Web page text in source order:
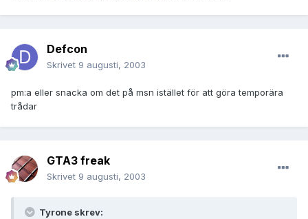
Defcon
Skrivet 9 augusti, 2003
pm:a eller snacka om det på msn istället för att göra temporära
trådar
GTA3 freak
Skrivet 9 augusti, 2003
Tyrone skrev: